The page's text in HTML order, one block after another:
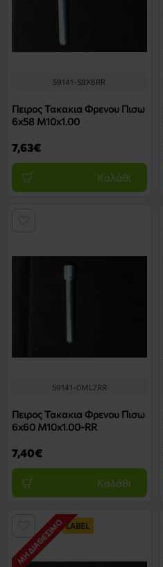
59141-58X6RR
Πειρος Τακακια Φρενου Πισω
6x58 M10x1.00
7,63€
Καλάθι
59141-0ML7RR
Πειρος Τακακια Φρενου Πισω
6x60 M10x1.00-RR
7,40€
Καλάθι
LABEL
ΜΗ ΔΙΑΘΈΣΙΜΟ